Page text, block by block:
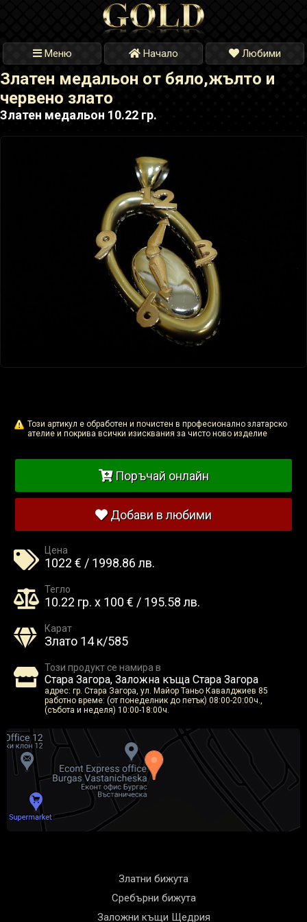
Меню Начало Любими
Златен медальон от бяло,жълто и
червено злато
Златен медальон 10.22 гр.
Този артикул е обработен и почистен в професионално златарско
ателие и покрива всички изисквания за чисто ново изделие
Поръчай онлайн
Добави в любими
Цена
1022 € / 1998.86 лв.
Тегло
10.22 гр. x 100 € / 195.58 лв.
Карат
Злато 14 к/585
Този продукт се намира в
Стара Загора, Заложна къща Стара Загора
адрес: гр. Стара Загора, ул. Майор Таньо Кавалджиев 85
работно време: (от понеделник до петък) 08:00-20:00ч.,
(събота и неделя) 10:00-18:00ч.
Златни бижута
Сребърни бижута
Заложни къщи Щедрия